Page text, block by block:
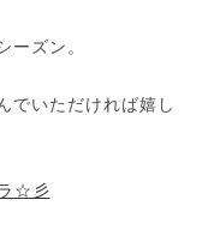
ーズン。
でいただければ嬉し
☆彡